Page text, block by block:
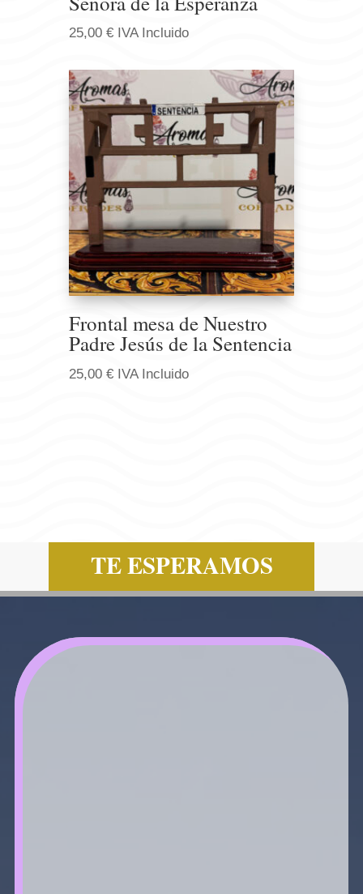
25,00 € IVA Incluido
Frontal mesa de Nuestro
Padre Jesús de la Sentencia
25,00 € IVA Incluido
TE ESPERAMOS